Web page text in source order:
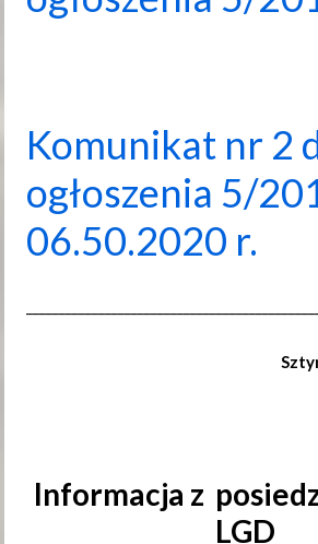
Komunikat nr 2
ogłoszenia 5/
06.50.2020 r.
Informacja z
LGD